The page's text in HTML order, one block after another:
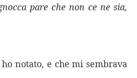
pare che non ce ne sia,
notato, e che mi sembrava